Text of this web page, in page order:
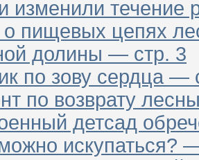
изменили течение
о пищевых цепях
долины — стр. 3
по зову сердца —
по возврату
детсад
искупаться?